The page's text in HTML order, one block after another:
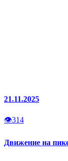
21.11.2025
👁314
Движение на